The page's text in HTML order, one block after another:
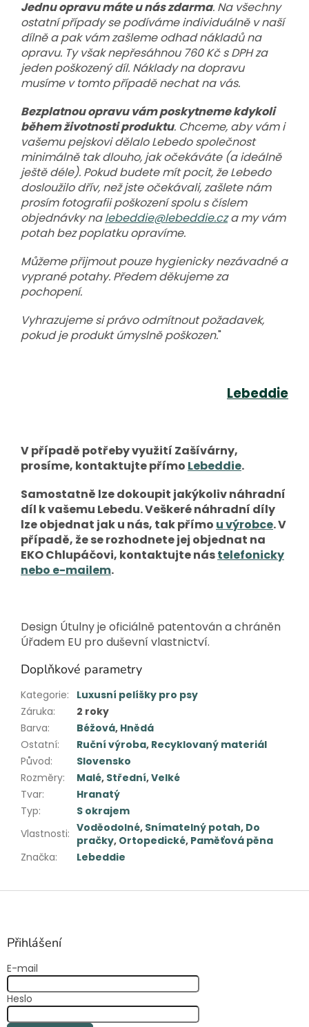
Jednu opravu máte u nás zdarma. Na všechny
ostatní případy se podíváme individuálně v naší
dílně a pak vám zašleme odhad nákladů na
opravu. Ty však nepřesáhnou 760 Kč s DPH za
jeden poškozený díl. Náklady na dopravu
musíme v tomto případě nechat na vás.
Bezplatnou opravu vám poskytneme kdykoli
během životnosti produktu. Chceme, aby vám i
vašemu pejskovi dělalo Lebedo společnost
minimálně tak dlouho, jak očekáváte (a ideálně
ještě déle). Pokud budete mít pocit, že Lebedo
dosloužilo dřív, než jste očekávali, zašlete nám
prosím fotografii poškození spolu s číslem
objednávky nalebeddie@lebeddie.cza my vám
potah bez poplatku opravíme.
Můžeme přijmout pouze hygienicky nezávadné a
vyprané potahy. Předem děkujeme za
pochopení.
Vyhrazujeme si právo odmítnout požadavek,
pokud je produkt úmyslně poškozen."
Lebeddie
V případě potřeby využití Zašívárny,
prosíme, kontaktujte přímo Lebeddie.
Samostatně lze dokoupit jakýkoliv náhradní
díl k vašemu Lebedu. Veškeré náhradní díly
lze objednat jak u nás, tak přímo u výrobce. V
případě, že se rozhodnete jej objednat na
EKO Chlupáčovi, kontaktujte nástelefonicky
nebo e-mailem.
Design Útulny je oficiálně patentován a chráněn
Úřadem EU pro duševní vlastnictví.
Doplňkové parametry
Kategorie:
Luxusní pelíšky pro psy
Záruka:
2 roky
Barva: Béžová, Hnědá
Ostatní: Ruční výroba, Recyklovaný materiál
Původ:
Slovensko
Rozměry: Malé, Střední,Velké
Tvar:
Hranatý
Typ:
S okrajem
Vlastnosti: Voděodolné, Snímatelný potah, Do
pračky, Ortopedické, Paměťová pěna
Značka: Lebeddie
Z
Přihlášení
E-mail
Heslo